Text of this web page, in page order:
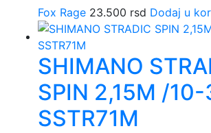
Fox Rage 23.500 rsd Dodaj u
SHIMANO
SPIN 2,15M /10-
SSTR71M